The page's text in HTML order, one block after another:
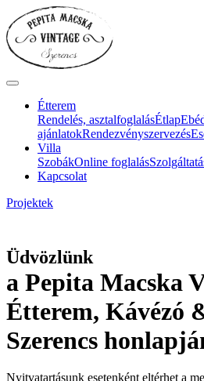
Étterem
Rendelés, asztalfoglalásÉtlap
ajánlatokRendezvényszervezés
Villa
SzobákOnline foglalás
Kapcsolat
Projektek
Üdvözlünk
a Pepita Macska
Étterem, Kávézó
Szerencs
Nyitvatartásunk esetenként eltérhet a